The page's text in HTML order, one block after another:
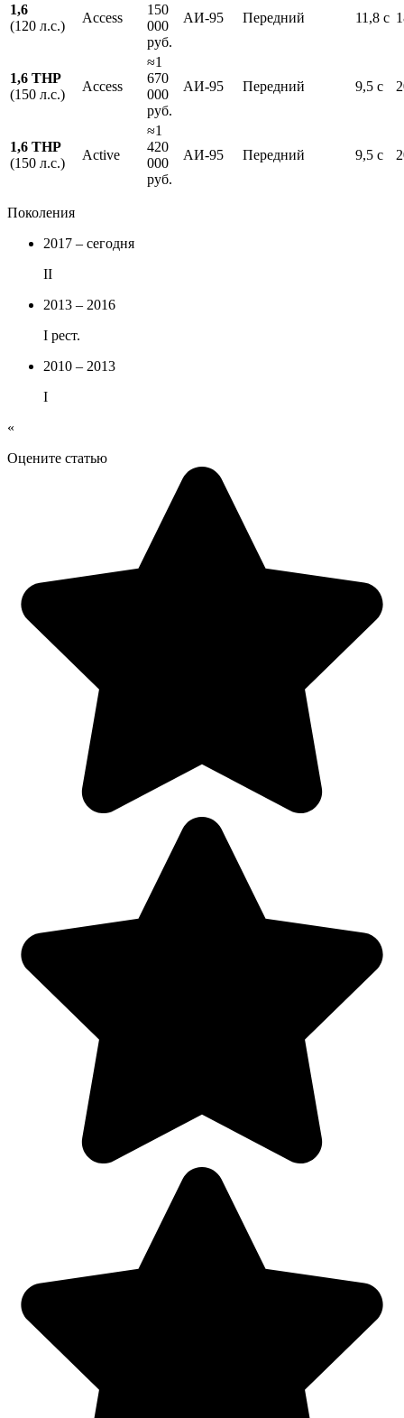
1,6
(120 л.с.)
Access
150
000
руб.
АИ-95 Передний 11,8 с
1,6 THP
(150 л.с.)
Access
≈1
670
000
руб.
АИ-95 Передний 9,5 с
1,6 THP
(150 л.с.)
Active
≈1
420
000
руб.
АИ-95 Передний 9,5 с
Поколения
2017 – сегодня
II
2013 – 2016
I рест.
2010 – 2013
I
«
Оцените статью